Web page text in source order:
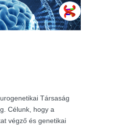
Társaság
Célunk, hogy a
végző és genetikai